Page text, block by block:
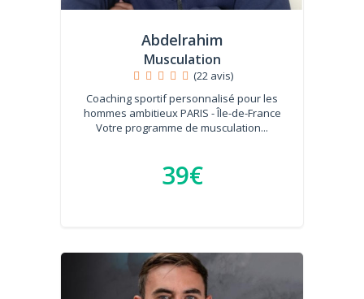
Abdelrahim
Musculation
(22 avis)
Coaching sportif personnalisé pour les
hommes ambitieux PARIS - Île-de-France
Votre programme de musculation...
39€